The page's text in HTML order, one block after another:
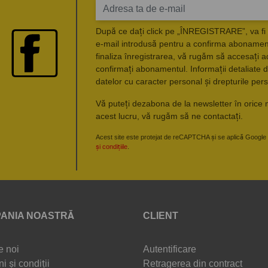
După ce dați click pe „ÎNREGISTRARE”, va
e-mail introdusă pentru a confirma
finaliza înregistrarea, vă rugăm să accesați
confirmați abonamentul. Informații detaliate
datelor cu caracter personal și drepturile
Vă puteți dezabona de la newsletter în orice
acest lucru, vă rugăm să ne contactați.
Acest site este protejat de reCAPTCHA și se aplică Google
și condițiile
NOASTRĂ
noi
și condiții
CLIENT
Autentificare
Retragerea din contract